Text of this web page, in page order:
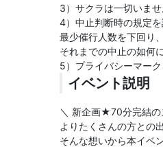
3）サクラは一切いませ
4）中止判断時の規定
最少催行人数を下回り
それまでの中止の如何
5）プライバシーマー
イベント説明
＼ 新企画★70分完結の
よりたくさんの方との
そんな想いから本イベ